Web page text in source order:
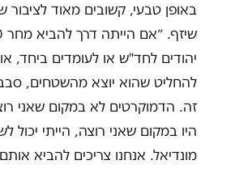
באופן טבעי, קשובים מאוד
יהודים לחד"ש או לעומדים ביחד,
להחליט שהוא יוצא מהשטחים,
זה. הדמוקרטים לא במקום שאני
היו במקום שאני רוצה, הייתי יכול
מונדיאל. אנחנו צריכים להביא